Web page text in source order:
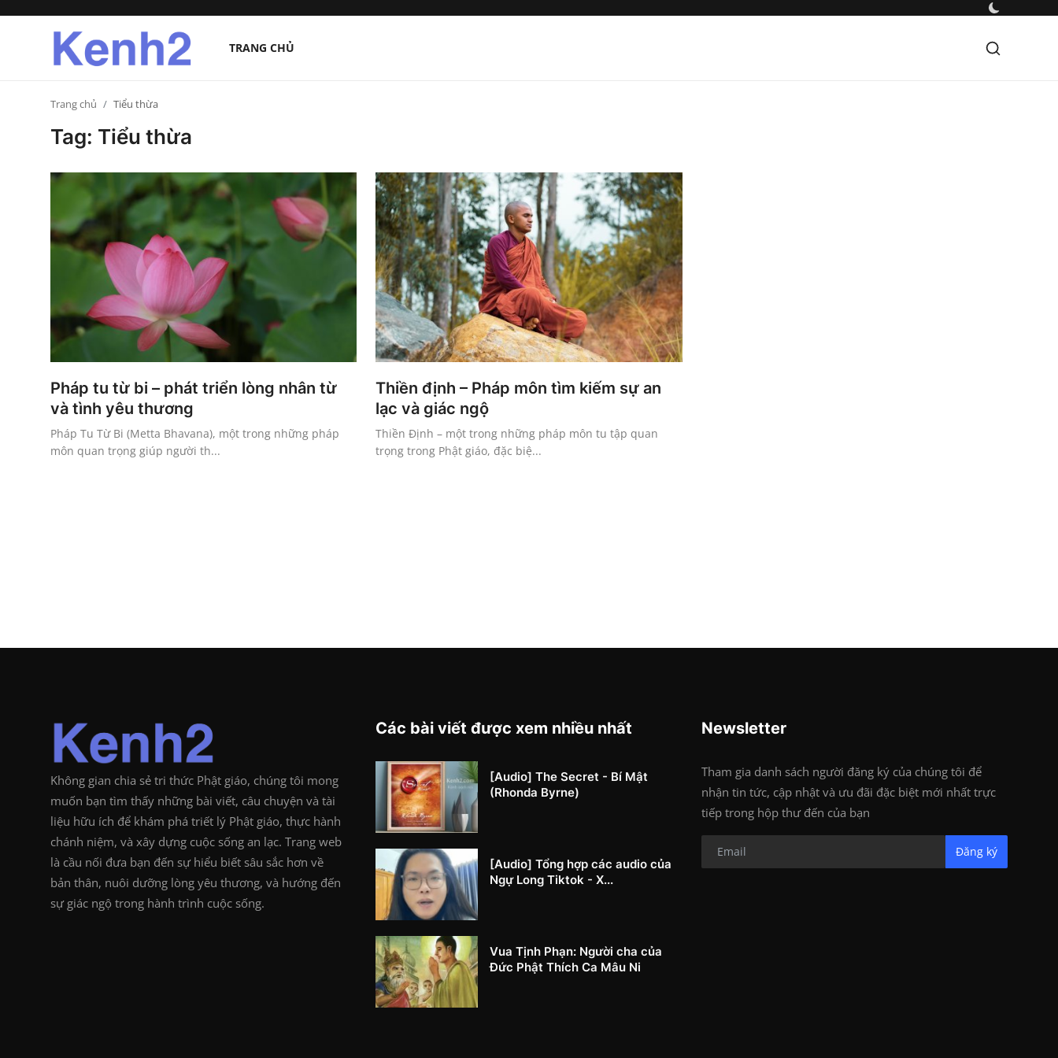
TRANG CHỦ
Trang chủTrang chủ Tiểu thừa
Tag: Tiểu thừa
Pháp tu từ bi – phát triển lòng nhân từ
và tình yêu thương
Pháp Tu Từ Bi (Metta Bhavana), một trong những pháp
môn quan trọng giúp người th...
Thiền định – Pháp môn tìm kiếm sự an
lạc và giác ngộ
Thiền Định – một trong những pháp môn tu tập quan
trọng trong Phật giáo, đặc biệ...
Không gian chia sẻ tri thức Phật giáo, chúng tôi mong
muốn bạn tìm thấy những bài viết, câu chuyện và tài
liệu hữu ích để khám phá triết lý Phật giáo, thực hành
chánh niệm, và xây dựng cuộc sống an lạc. Trang web
là cầu nối đưa bạn đến sự hiểu biết sâu sắc hơn về
bản thân, nuôi dưỡng lòng yêu thương, và hướng đến
sự giác ngộ trong hành trình cuộc sống.
Các bài viết được xem nhiều nhất
[Audio] The Secret - Bí Mật
(Rhonda Byrne)
[Audio] Tổng hợp các audio của
Ngự Long Tiktok - X...
Vua Tịnh Phạn: Người cha của
Đức Phật Thích Ca Mâu Ni
Newsletter
Tham gia danh sách người đăng ký của chúng tôi để
nhận tin tức, cập nhật và ưu đãi đặc biệt mới nhất trực
tiếp trong hộp thư đến của bạn
Đăng ký